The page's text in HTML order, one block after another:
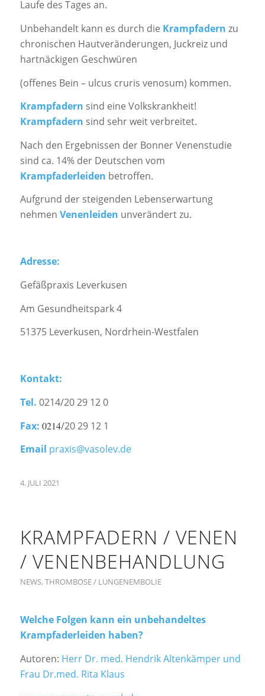
Laufe des Tages an.
Unbehandelt kann es durch die Krampfadern zu
chronischen Hautveränderungen, Juckreiz und
hartnäckigen Geschwüren
(offenes Bein – ulcus cruris venosum) kommen.
Krampfadern sind eine Volkskrankheit!
Krampfadern sind sehr weit verbreitet.
Nach den Ergebnissen der Bonner Venenstudie
sind ca. 14% der Deutschen vom
Krampfaderleiden betroffen.
Aufgrund der steigenden Lebenserwartung
nehmen Venenleiden unverändert zu.
Adresse:
Gefäßpraxis Leverkusen
Am Gesundheitspark 4
51375 Leverkusen, Nordrhein-Westfalen
Kontakt:
Tel. 0214/20 29 12 0
Fax: 0214/20 29 12 1
Email praxis@vasolev.de
4. JULI 2021
KRAMPFADERN / VENEN
/ VENENBEHANDLUNG
NEWS, THROMBOSE / LUNGENEMBOLIE
Welche Folgen kann ein unbehandeltes
Krampfaderleiden haben?
Autoren: Herr Dr. med. Hendrik Altenkämper und
Frau Dr.med. Rita Klaus